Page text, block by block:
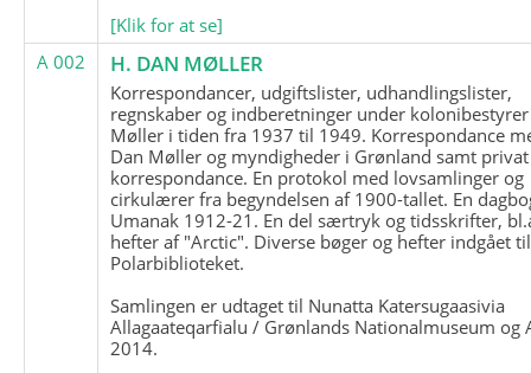
[Klik for at se]
A 002
H. DAN MØLLER
Korrespondancer, udgiftslister, udhandlingslister,
regnskaber og indberetninger under
Møller i tiden fra 1937 til 1949. Korrespondance
Dan Møller og myndigheder i Grønland samt privat
korrespondance. En protokol med lovsamlinger og
cirkulærer fra begyndelsen af 1900-tallet. En
Umanak 1912-21. En del særtryk og tidsskrifter,
hefter af "Arctic". Diverse bøger og hefter indgået til
Polarbiblioteket.
Samlingen er udtaget til Nunatta Katersugaasivia
Allagaateqarfialu / Grønlands Nationalmuseum og
2014.